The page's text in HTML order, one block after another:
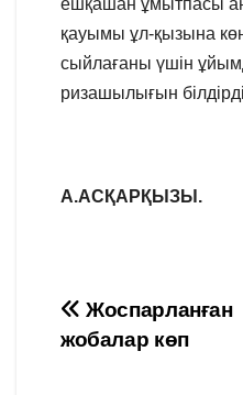
ешқашан ұмытпасы
қауымы ұл-қызына
сыйлағаны үшін
ризашылығын
А.АСҚАРҚЫЗЫ.
Навигация
Жоспарланған
жобалар көп